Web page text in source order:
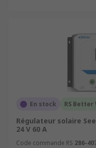
En stock RS Better
Régulateur solaire
24 V 60 A
Code commande RS 286-